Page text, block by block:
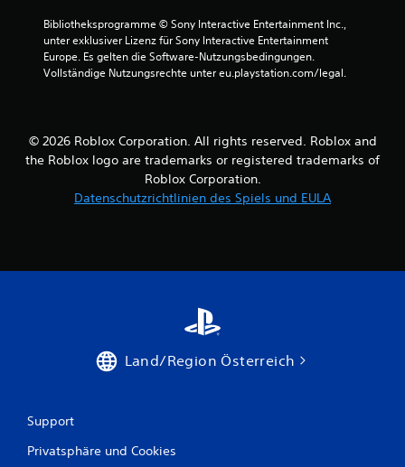
Bibliotheksprogramme © Sony Interactive Entertainment Inc.,
unter exklusiver Lizenz für Sony Interactive Entertainment
Europe. Es gelten die Software-Nutzungsbedingungen.
Vollständige Nutzungsrechte unter eu.playstation.com/legal.
© 2026 Roblox Corporation. All rights reserved. Roblox and
the Roblox logo are trademarks or registered trademarks of
Roblox Corporation.
Datenschutzrichtlinien des Spiels und EULA
Land/Region Österreich
Support
Privatsphäre und Cookies